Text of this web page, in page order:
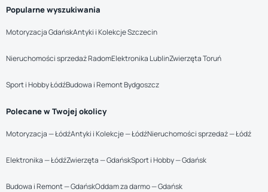
Popularne wyszukiwania
Motoryzacja GdańskAntyki i Kolekcje Szczecin
Nieruchomości sprzedaż RadomElektronika LublinZwierzęta Toruń
Sport i Hobby ŁódźBudowa i Remont Bydgoszcz
Polecane w Twojej okolicy
Motoryzacja — ŁódźAntyki i Kolekcje — ŁódźNieruchomości sprzedaż — Łódź
Elektronika — ŁódźZwierzęta — GdańskSport i Hobby — Gdańsk
Budowa i Remont — GdańskOddam za darmo — Gdańsk